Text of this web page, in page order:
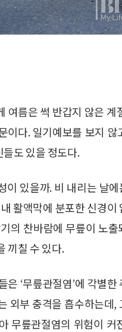
여름은 썩 반갑지 않은
이다. 일기예보를 보지
도 있을 정도다.
이 있을까. 비 내리는 날
활액막에 분포한 신경
의 찬바람에 무릎이 노
끼칠 수 있다.
은 ‘무릎관절염’에 각별
외부 충격을 흡수하는데
무릎관절염의 위험이